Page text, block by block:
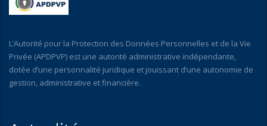
L’Autorité pour la Protection des Données Personnelles et de la Vie
Privée (APDPVP) est une autorité administrative indépendante,
dotée d’une personnalité juridique et jouissant d’une autonomie de
gestion, administrative et financière.